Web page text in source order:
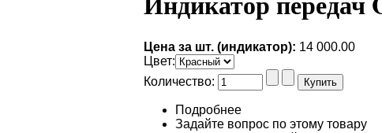
Цена за шт. (индикатор): 14 000.00
Цвет:
Количество:
Подробнее
Задайте вопрос по этому товару